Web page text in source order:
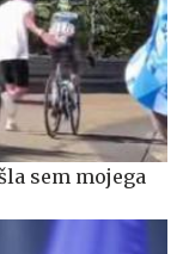
sem mojega